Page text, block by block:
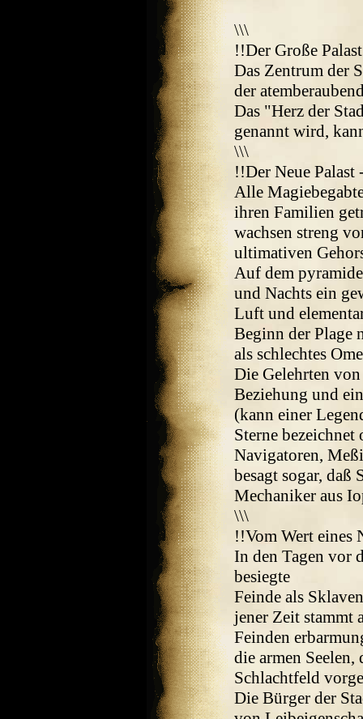
\\\
!!Der Große Palast
Das Zentrum der
der
Das "Herz der
genannt wird,
\\\
!!Der Neue
Alle
ihren Familien
wachsen streng
ultimativen
Auf dem
und Nachts ein
Luft und
Beginn der Plage
als schlechtes
Die Gelehrten
Beziehung und
(kann einer
Sterne bezeichnet
Navigatoren,
besagt sogar, daß
Mechaniker aus
\\\
!!Vom Wert eines
In den Tagen vor
besiegte
Feinde als
jener Zeit stammt
Feinden
die armen
Schlachtfeld
Die Bürger der